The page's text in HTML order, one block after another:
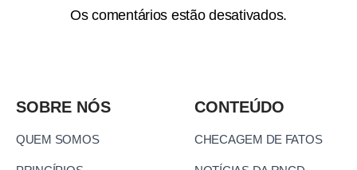
Os comentários estão desativados.
SOBRE NÓS
QUEM SOMOS
CONTEÚDO
CHECAGEM DE FATOS